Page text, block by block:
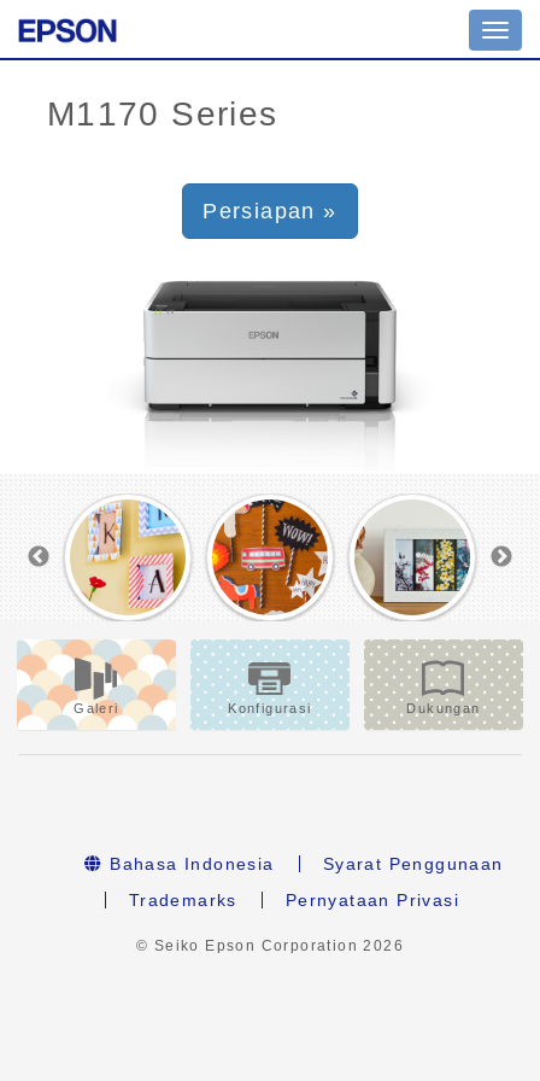
Persiapan »
Galeri Konfigurasi Dukungan
Bahasa Indonesia
Syarat Penggunaan
Trademarks
Pernyataan Privasi
© Seiko Epson Corporation2026